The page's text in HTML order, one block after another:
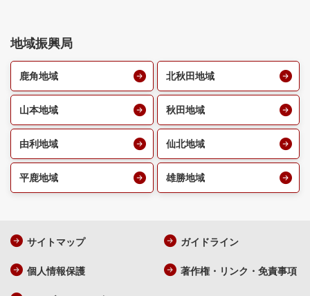
地域振興局
鹿角地域 北秋田地域
山本地域 秋田地域
由利地域 仙北地域
平鹿地域 雄勝地域
サイトマップ ガイドライン
個人情報保護 著作権・リンク・免責事項